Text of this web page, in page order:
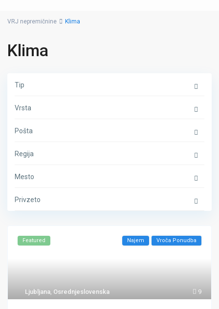
VRJ nepremičnine Klima
Klima
Tip
Vrsta
Pošta
Regija
Mesto
Privzeto
9
Ljubljana, Osrednjeslovenska
Featured Najem Vroča Ponudba